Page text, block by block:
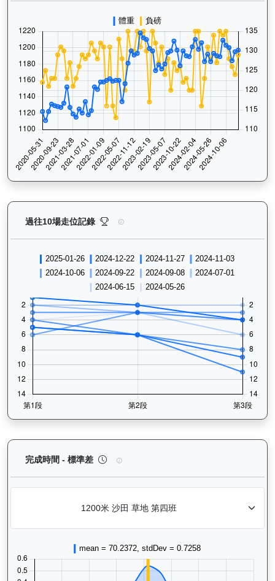
過往10場走位記錄 精彩勇士（D387）— 過往走位記錄
完成時間 - 標準差 精彩勇士（D387）— 完成時間標準差